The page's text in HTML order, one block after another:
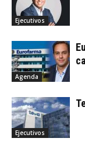
Ejecutivos
Agenda
Ejecutivos